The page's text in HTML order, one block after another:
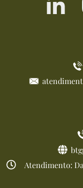
Atendimento: